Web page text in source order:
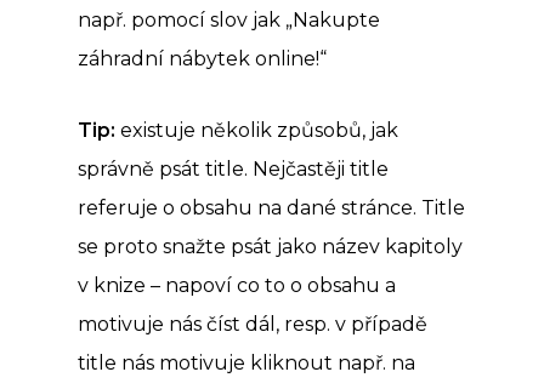
např. pomocí slov jak „Nakupte
záhradní nábytek online!“
Tip: existuje několik způsobů, jak
správně psát title. Nejčastěji title
referuje o obsahu na dané stránce. Title
se proto snažte psát jako název kapitoly
v knize – napoví co to o obsahu a
motivuje nás číst dál, resp. v případě
title nás motivuje kliknout např. na